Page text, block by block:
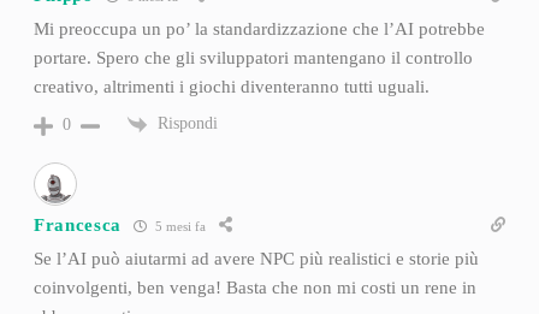
Mi preoccupa un po’ la standardizzazione che l’AI potrebbe
portare. Spero che gli sviluppatori mantengano il controllo
creativo, altrimenti i giochi diventeranno tutti uguali.
0 Rispondi
Francesca 5 mesi fa
Se l’AI può aiutarmi ad avere NPC più realistici e storie più
coinvolgenti, ben venga! Basta che non mi costi un rene in